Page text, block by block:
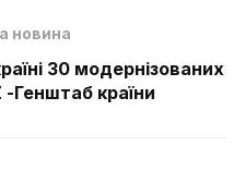
новина
30 модернізованих
-Генштаб країни